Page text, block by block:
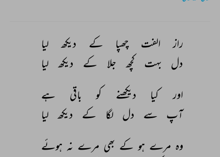
راز الفت چھپا کے دیکھ
لیا
دل
بہت کچھ جلا کے دیکھ لیا
اور
کیا دیکھنے کو باقی
ہے
آپ
سے دل لگا کے دیکھ لیا
وہ مرے ہو کے بھی مرے نہ ہوئے